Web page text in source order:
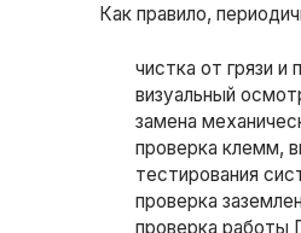
Как правило,
чистка от грязи
визуальный
замена
проверка клемм,
тестирования
проверка
проверка работы